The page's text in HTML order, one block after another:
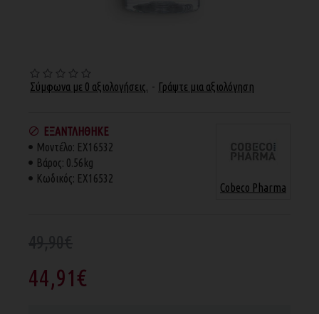
Σύμφωνα με 0 αξιολογήσεις. - Γράψτε μια αξιολόγηση
44,91€
ΕΞΑΝΤΛΉΘΗΚΕ
Μοντέλο: EX16532
Βάρος: 0.56kg
Κωδικός: EX16532
Cobeco Pharma